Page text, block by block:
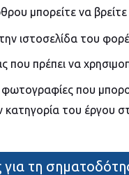
μπορείτε να
ιστοσελίδα του
που πρέπει να
φωτογραφίες που
κατηγορία του έργου
για τη